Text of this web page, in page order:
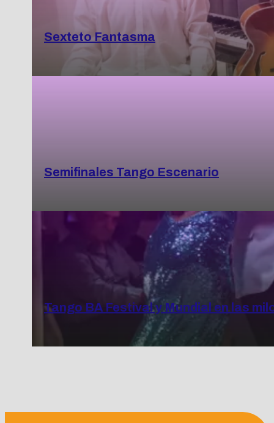
Sexteto Fantasma
Semifinales Tango Escenario
Tango BA Festival y Mundial en las